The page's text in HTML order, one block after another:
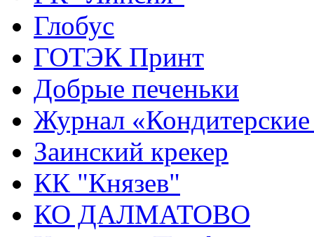
Глобус
ГОТЭК Принт
Добрые печеньки
Журнал «Кондитерские
Заинский крекер
КК "Князев"
КО ДАЛМАТОВО